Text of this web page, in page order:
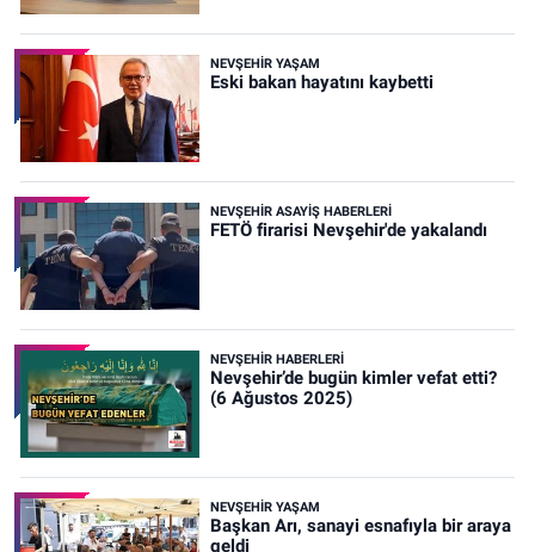
NEVŞEHIR YAŞAM
Eski bakan hayatını kaybetti
NEVŞEHIR ASAYIŞ HABERLERI
FETÖ firarisi Nevşehir'de yakalandı
NEVŞEHIR HABERLERI
Nevşehir’de bugün kimler vefat etti?
(6 Ağustos 2025)
NEVŞEHIR YAŞAM
Başkan Arı, sanayi esnafıyla bir araya
geldi